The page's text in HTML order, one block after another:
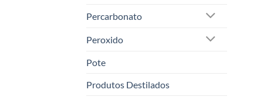
Percarbonato
Peroxido
Pote
Produtos Destilados